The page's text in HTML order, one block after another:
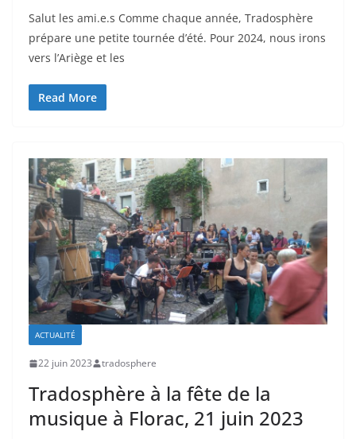
Salut les ami.e.s Comme chaque année, Tradosphère
prépare une petite tournée d’été. Pour 2024, nous irons
vers l’Ariège et les
Read More
ACTUALITÉ
22 juin 2023 tradosphere
Tradosphère à la fête de la
musique à Florac, 21 juin 2023